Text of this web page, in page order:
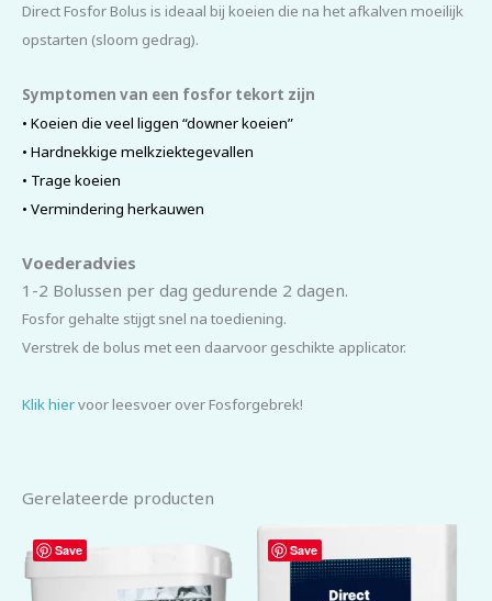
Direct Fosfor Bolus is ideaal bij koeien die na het afkalven moeilijk
opstarten (sloom gedrag).
Symptomen van een fosfor tekort zijn
• Koeien die veel liggen “downer koeien”
• Hardnekkige melkziektegevallen
• Trage koeien
• Vermindering herkauwen
Voederadvies
1-2 Bolussen per dag gedurende 2 dagen.
Fosfor gehalte stijgt snel na toediening.
Verstrek de bolus met een daarvoor geschikte applicator.
Klik hiervoor leesvoer over Fosforgebrek!
Gerelateerde producten
Save Save